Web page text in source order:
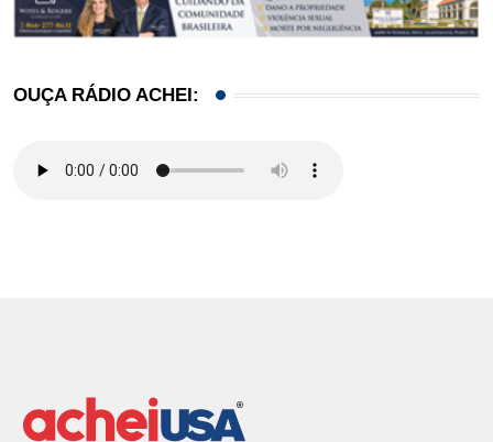
OUÇA RÁDIO ACHEI: